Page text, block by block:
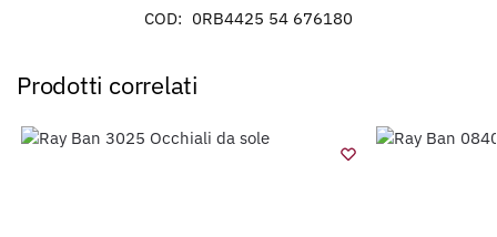
COD: 0RB4425 54 676180
Prodotti correlati